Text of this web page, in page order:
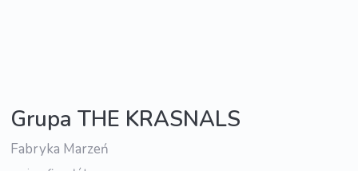
Grupa THE KRASNALS
Fabryka Marzeń